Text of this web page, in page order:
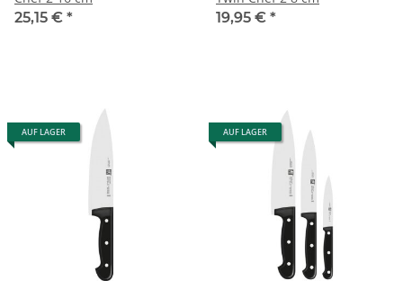
25,15 € *
19,95 € *
AUF LAGER AUF LAGER